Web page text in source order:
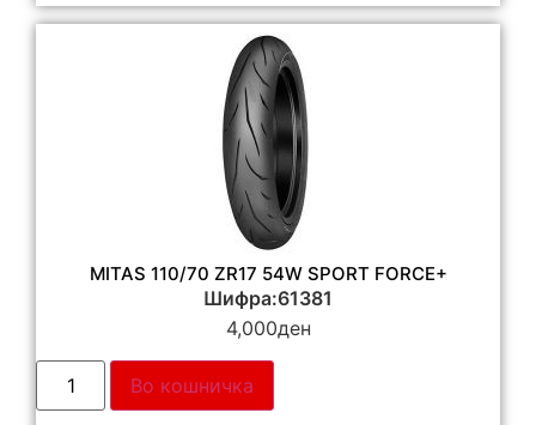
MITAS 110/70 ZR17 54W SPORT FORCE+
Шифра:61381
4,000ден
Во кошничка